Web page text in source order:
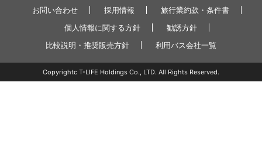
お問い合わせ 採用情報
旅行業約款・条件書
個人情報に関する方針
勧誘方針
比較説明・推奨販売方針
利用バス会社一覧
Copyrightc T-LIFE Holdings Co., LTD. All Rights Reserved.